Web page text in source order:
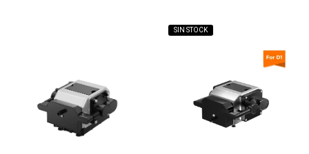
SIN STOCK